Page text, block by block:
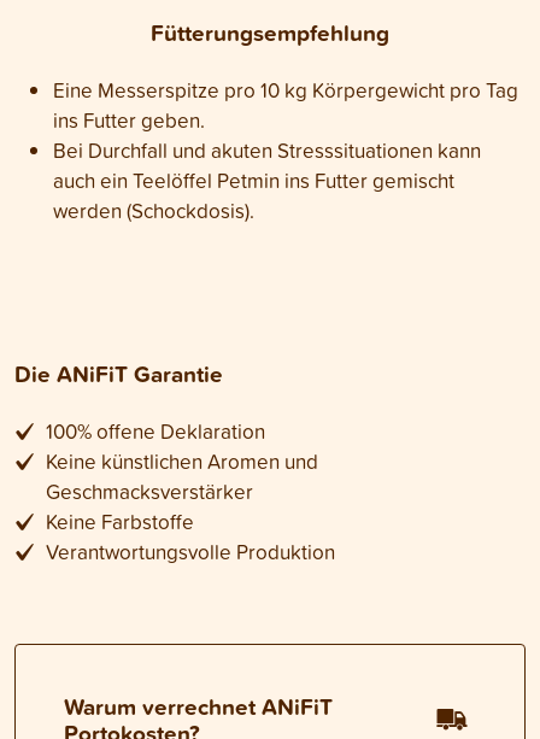
Fütterungsempfehlung
Eine Messerspitze pro 10 kg Körpergewicht pro Tag
ins Futter geben.
Bei Durchfall und akuten Stresssituationen kann
auch ein Teelöffel Petmin ins Futter gemischt
werden (Schockdosis).
Die ANiFiT Garantie
100% offene Deklaration
Keine künstlichen Aromen und
Geschmacksverstärker
Keine Farbstoffe
Verantwortungsvolle Produktion
Warum verrechnet ANiFiT